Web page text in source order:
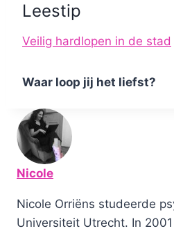
Leestip
Veilig hardlopen in de stad
Waar loop jij het liefst?
Nicole
Nicole Orriëns studeerde
Universiteit Utrecht. In